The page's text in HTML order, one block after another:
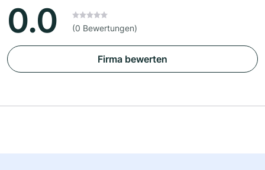
0.0 (0 Bewertungen)
Firma bewerten